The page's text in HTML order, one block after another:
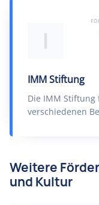
I
IMM Stiftung
Die IMM
verschiedenen
Weitere
und Kultur